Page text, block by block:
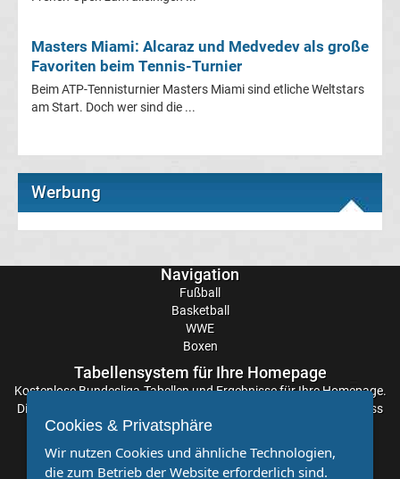
League
Ergebnisse
League
Erg.
Formel
Masters Miami: Alcaraz und Medvedev als große
Favoriten beim Tennis-Turnier
Beim ATP-Tennisturnier Masters Miami sind etliche Weltstars
am Start. Doch wer sind die ...
Werbung
Navigation
Fußball
Basketball
WWE
Boxen
Tabellensystem für Ihre Homepage
KostenloseBundesliga-Tabellenund Ergebnisse für Ihre Homepage.
Die Aktualisierung der Ergebnisse erfolgt alle paar Minuten, sodass
Sie stets auf dem Laufenden sind. Einfache und schnelle
Cookies & Privatsphäre
Wir nutzen Cookies und ähnliche Technologien,
die zum Betrieb der Website erforderlich sind.